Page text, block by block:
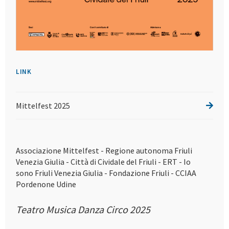
LINK
Mittelfest 2025
Associazione Mittelfest - Regione autonoma Friuli
Venezia Giulia - Città di Cividale del Friuli - ERT - Io
sono Friuli Venezia Giulia - Fondazione Friuli - CCIAA
Pordenone Udine
Teatro Musica Danza Circo 2025